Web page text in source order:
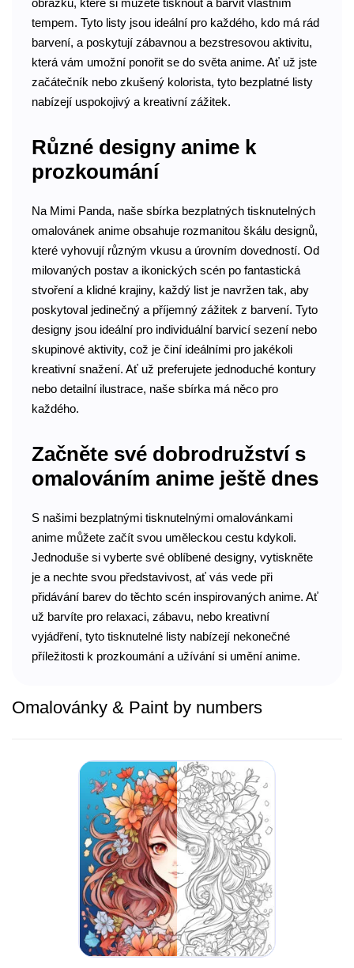
tempem. Tyto listy jsou ideální pro každého, kdo má rád
barvení, a poskytují zábavnou a bezstresovou aktivitu,
která vám umožní ponořit se do světa anime. Ať už jste
začátečník nebo zkušený kolorista, tyto bezplatné listy
nabízejí uspokojivý a kreativní zážitek.
Různé designy anime k
prozkoumání
Na Mimi Panda, naše sbírka bezplatných tisknutelných
omalovánek anime obsahuje rozmanitou škálu designů,
které vyhovují různým vkusu a úrovním dovedností. Od
milovaných postav a ikonických scén po fantastická
stvoření a klidné krajiny, každý list je navržen tak, aby
poskytoval jedinečný a příjemný zážitek z barvení. Tyto
designy jsou ideální pro individuální barvicí sezení nebo
skupinové aktivity, což je činí ideálními pro jakékoli
kreativní snažení. Ať už preferujete jednoduché kontury
nebo detailní ilustrace, naše sbírka má něco pro
každého.
Začněte své dobrodružství s
omalováním anime ještě dnes
S našimi bezplatnými tisknutelnými omalovánkami
anime můžete začít svou uměleckou cestu kdykoli.
Jednoduše si vyberte své oblíbené designy, vytiskněte
je a nechte svou představivost, ať vás vede při
přidávání barev do těchto scén inspirovaných anime. Ať
už barvíte pro relaxaci, zábavu, nebo kreativní
vyjádření, tyto tisknutelné listy nabízejí nekonečné
příležitosti k prozkoumání a užívání si umění anime.
Omalovánky & Paint by numbers